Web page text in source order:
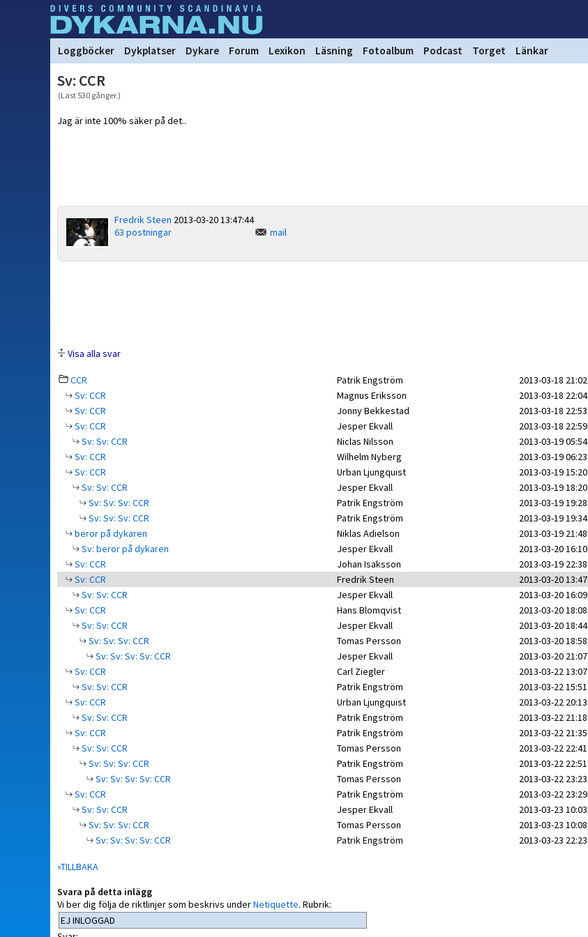
Loggböcker Dykplatser Dykare Forum Lexikon Läsning Fotoalbum Podcast Torget Länkar
Sv: CCR
(Läst 530 gånger.)
Jag är inte 100% säker på det..
Fredrik Steen 2013-03-20 13:47:44
63 postningar
mail
Visa alla svar
CCR Patrik Engström
2013-03-18 21:02
Sv: CCR
Magnus Eriksson
2013-03-18 22:04
Sv: CCR
Jonny Bekkestad
2013-03-18 22:53
Sv: CCR
Jesper Ekvall
2013-03-18 22:59
Sv: Sv: CCR
Niclas Nilsson
2013-03-19 05:54
Sv: CCR
Wilhelm Nyberg
2013-03-19 06:23
Sv: CCR
Urban Ljungquist
2013-03-19 15:20
Sv: Sv: CCR
Jesper Ekvall
2013-03-19 18:20
Sv: Sv: Sv: CCR
Patrik Engström
2013-03-19 19:28
Sv: Sv: Sv: CCR
Patrik Engström
2013-03-19 19:34
beror på dykaren
Niklas Adielson
2013-03-19 21:48
Sv: beror på dykaren
Jesper Ekvall
2013-03-20 16:10
Sv: CCR
Johan Isaksson
2013-03-19 22:38
Sv: CCR
Fredrik Steen
2013-03-20 13:47
Sv: Sv: CCR
Jesper Ekvall
2013-03-20 16:09
Sv: CCR
Hans Blomqvist
2013-03-20 18:08
Sv: Sv: CCR
Jesper Ekvall
2013-03-20 18:44
Sv: Sv: Sv: CCR
Tomas Persson
2013-03-20 18:58
Sv: Sv: Sv: Sv: CCR
Jesper Ekvall
2013-03-20 21:07
Sv: CCR
Carl Ziegler
2013-03-22 13:07
Sv: Sv: CCR
Patrik Engström
2013-03-22 15:51
Sv: CCR
Urban Ljungquist
2013-03-22 20:13
Sv: Sv: CCR
Patrik Engström
2013-03-22 21:18
Sv: CCR
Patrik Engström
2013-03-22 21:35
Sv: Sv: CCR
Tomas Persson
2013-03-22 22:41
Sv: Sv: Sv: CCR
Patrik Engström
2013-03-22 22:51
Sv: Sv: Sv: Sv: CCR
Tomas Persson
2013-03-22 23:23
Sv: CCR
Patrik Engström
2013-03-22 23:29
Sv: Sv: CCR
Jesper Ekvall
2013-03-23 10:03
Sv: Sv: Sv: CCR
Tomas Persson
2013-03-23 10:08
Sv: Sv: Sv: Sv: CCR
Patrik Engström 2013-03-23 22:23
«TILLBAKA
Svara på detta inlägg
Vi ber dig följa de riktlinjer som beskrivs underNetiquette. Rubrik: